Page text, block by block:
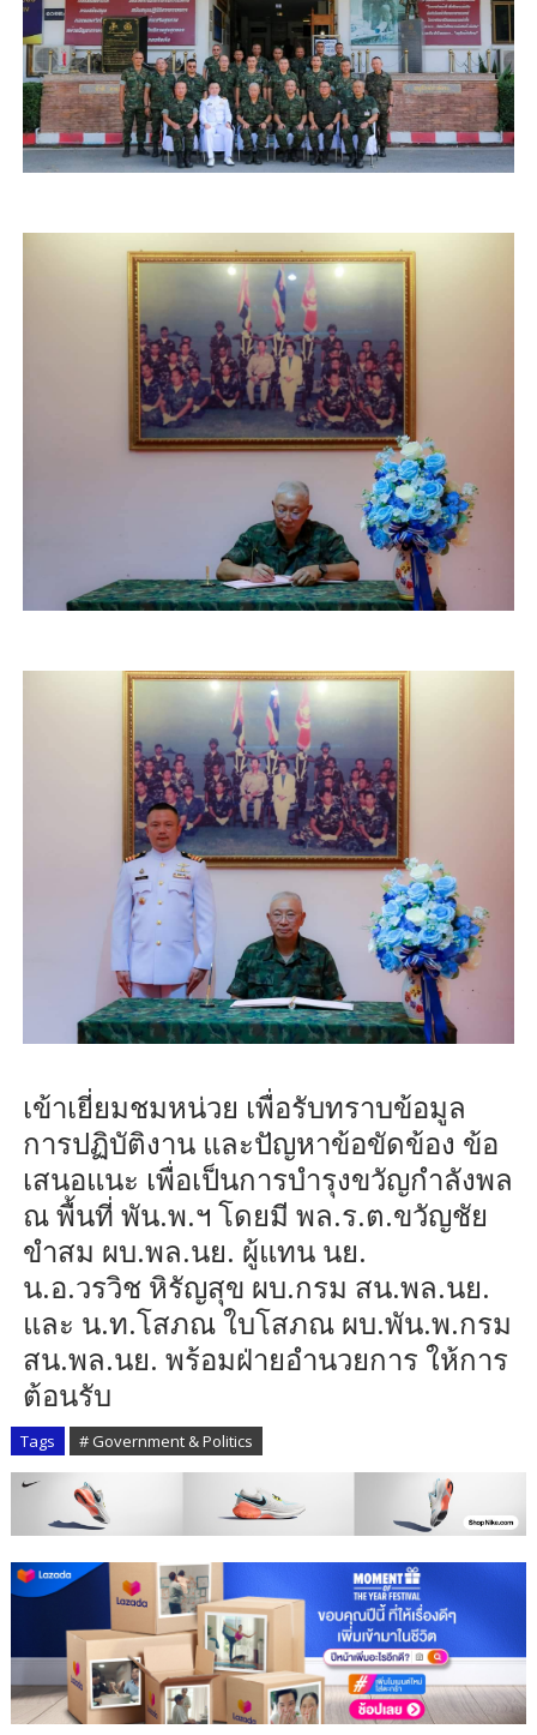
เข้าเยี่ยมชมหน่วย เพื่อรับทราบข้อมูล
การปฏิบัติงาน และปัญหาข้อขัดข้อง ข้อ
เสนอแนะ เพื่อเป็นการบำรุงขวัญกำลังพล
ณ พื้นที่ พัน.พ.ฯ โดยมี พล.ร.ต.ขวัญชัย
ขำสม ผบ.พล.นย. ผู้แทน นย.
น.อ.วรวิช หิรัญสุข ผบ.กรม สน.พล.นย.
และ น.ท.โสภณ ใบโสภณ ผบ.พัน.พ.กรม
สน.พล.นย. พร้อมฝ่ายอำนวยการ ให้การ
ต้อนรับ
Tags # Government & Politics